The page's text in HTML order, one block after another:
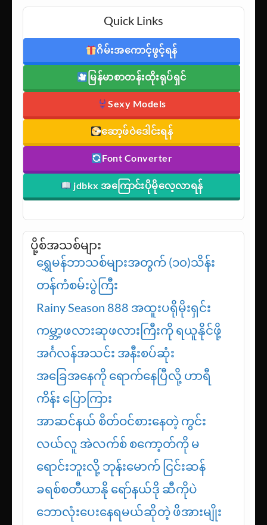
➡ ကျွန်ုပ်တို့၏ Official Facebook
တွင်လည်း လေ့လာနိုင်ပါသည်
Quick Links
ဂိမ်းအကောင့်ဖွင့်ရန်
မြန်မာစာတန်းထိုးရုပ်ရှင်
Sexy Models
ဆော့ဖ်ဝဲဒေါင်းရန်
jdbkx အကြောင်းပိုမိုလေ့လာရန်
ပို့စ်အသစ်များ
ရွှေမန်ဘာသစ်များအတွက် (၁၀)သိန်း
တန်ကံစမ်းပွဲကြီး
Rainy Season 888 အထူးပရိုမိုးရှင်း
ကမ္ဘာ့ဖလားဆုဖလားကြီးကို ရယူနိုင်ဖို့
အင်္ဂလန်အသင်း အနီးစပ်ဆုံး
အခြေအနေကို ရောက်နေပြီလို့ ဟာရီ
ကိန်း ပြောကြား
အာဆင်နယ် စိတ်ဝင်စားနေတဲ့ ကွင်း
လယ်လူ အဲလက်စ် စကော့တ်ကို မ
ရောင်းဘူးလို့ ဘုန်းမောက် ငြင်းဆန်